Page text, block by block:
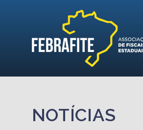
NOTÍCIAS